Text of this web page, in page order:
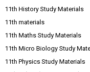
11th History Study Materials
11th materials
11th Maths Study Materials
11th Micro Biology Study
11th Physics Study Materials